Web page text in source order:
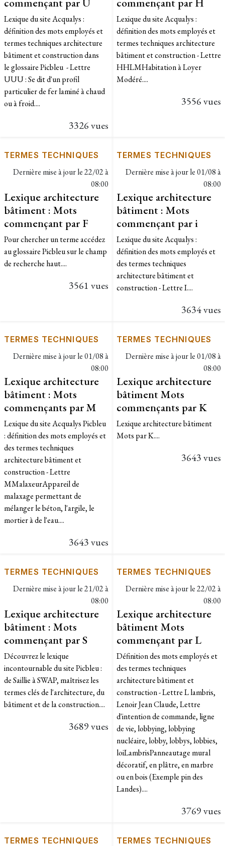
Lexique du site Acqualys :
définition des mots employés et
termes techniques architecture
bâtiment et construction dans
le glossaire Picbleu - Lettre
UUU : Se dit d'un profil
particulier de fer laminé à chaud
ou à froid....
3326 vues
Lexique du site Acqualys :
définition des mots employés et
termes techniques architecture
bâtiment et construction - Lettre
HHLMHabitation à Loyer
Modéré....
3556 vues
TERMES TECHNIQUES
Dernière mise à jour le22/02 à
08:00
Lexique architecture
bâtiment : Mots
commençant par F
Pour chercher un terme accédez
au glossaire Picbleu sur le champ
de recherche haut....
3561 vues
TERMES TECHNIQUES
Dernière mise à jour le01/08 à
08:00
Lexique architecture
bâtiment : Mots
commençant par i
Lexique du site Acqualys :
définition des mots employés et
des termes techniques
architecture bâtiment et
construction - Lettre I....
3634 vues
TERMES TECHNIQUES
Dernière mise à jour le01/08 à
08:00
Lexique architecture
bâtiment : Mots
commençants par M
Lexique du site Acqualys Picbleu
: définition des mots employés et
des termes techniques
architecture bâtiment et
construction - Lettre
MMalaxeurAppareil de
malaxage permettant de
mélanger le béton, l'argile, le
mortier à de l'eau....
3643 vues
TERMES TECHNIQUES
Dernière mise à jour le01/08 à
08:00
Lexique architecture
bâtiment Mots
commençants par K
Lexique architecture bâtiment
Mots par K....
3643 vues
TERMES TECHNIQUES
Dernière mise à jour le21/02 à
08:00
Lexique architecture
bâtiment : Mots
commençant par S
Découvrez le lexique
incontournable du site Picbleu :
de Saillie à SWAP, maîtrisez les
termes clés de l'architecture, du
bâtiment et de la construction....
3689 vues
TERMES TECHNIQUES
Dernière mise à jour le22/02 à
08:00
Lexique architecture
bâtiment Mots
commençant par L
Définition des mots employés et
des termes techniques
architecture bâtiment et
construction - Lettre L lambris,
Lenoir Jean Claude, Lettre
d'intention de commande, ligne
de vie, lobbying, lobbying
nucléaire, lobby, lobbys, lobbies,
loiLambrisPanneautage mural
décoratif, en plâtre, en marbre
ou en bois (Exemple pin des
Landes)....
3769 vues
TERMES TECHNIQUES TERMES TECHNIQUES